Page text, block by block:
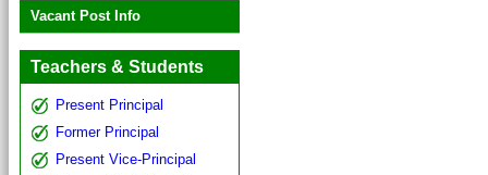
Vacant Post Info
Teachers & Students
Present Principal
Former Principal
Present Vice-Principal